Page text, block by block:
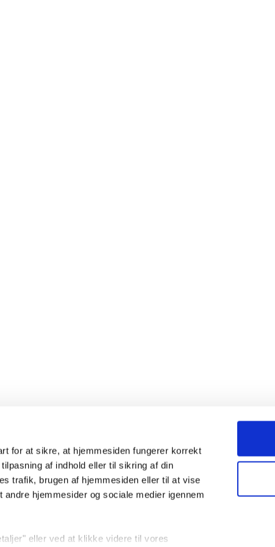
for at sikre, at hjemmesiden fungerer korrekt
af indhold eller til sikring af din
trafik, brugen af hjemmesiden eller til at vise
hjemmesider og sociale medier igennem
eller ved at klikke videre til vores